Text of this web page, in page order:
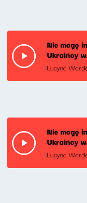
Nie mogę
Ukraińcy
Lucyna
Nie mogę
Ukraińcy
Lucyna